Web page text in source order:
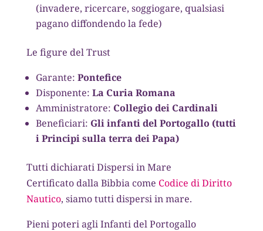
(invadere, ricercare, soggiogare, qualsiasi
pagano diffondendo la fede)
Le figure del Trust
Garante: Pontefice
Disponente: La Curia Romana
Amministratore: Collegio dei Cardinali
Beneficiari: Gli infanti del Portogallo (tutti
i Principi sulla terra dei Papa)
Tutti dichiarati Dispersi in Mare
Certificato dalla Bibbia come Codice di Diritto
Nautico, siamo tutti dispersi in mare.
Pieni poteri agli Infanti del Portogallo